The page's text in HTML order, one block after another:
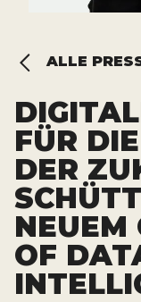
ALLE
FÜR
DER
NEUEM
OF